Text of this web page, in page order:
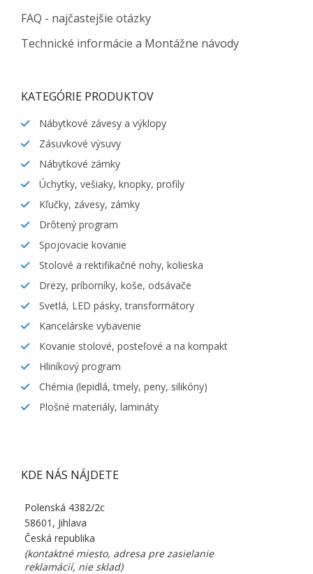
FAQ - najčastejšie otázky
Technické informácie a Montážne návody
KATEGÓRIE PRODUKTOV
Nábytkové závesy a výklopy
Zásuvkové výsuvy
Nábytkové zámky
Úchytky, vešiaky, knopky, profily
Kľučky, závesy, zámky
Drôtený program
Spojovacie kovanie
Stolové a rektifikačné nohy, kolieska
Drezy, príborníky, koše, odsávače
Svetlá, LED pásky, transformátory
Kancelárske vybavenie
Kovanie stolové, posteľové a na kompakt
Hliníkový program
Chémia (lepidlá, tmely, peny, silikóny)
Plošné materiály, lamináty
KDE NÁS NÁJDETE
Polenská 4382/2c
58601, Jihlava
Česká republika
(kontaktné miesto, adresa pre zasielanie
reklamácií, nie sklad)